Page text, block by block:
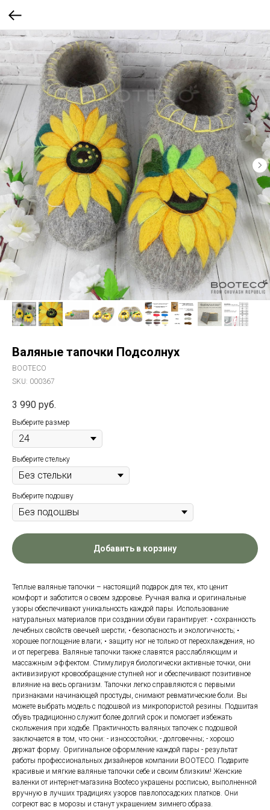
Валяные тапочки Подсолнух
BOOTECO
SKU: 000367
3 990 руб.
Выберите размер
Выберите стельку
Выберите подошву
Добавить в корзину
Теплые валяные тапочки – настоящий подарок для тех, кто ценит
комфорт и заботится о своем здоровье. Ручная валка и оригинальные
узоры обеспечивают уникальность каждой пары. Использование
натуральных материалов при создании обуви гарантирует: • сохранность
лечебных свойств овечьей шерсти; • безопасность и экологичность; •
хорошее поглощение влаги; • защиту ног не только от переохлаждения, но
и от перегрева. Валяные тапочки также славятся расслабляющим и
массажным эффектом. Стимулируя биологически активные точки, они
активизируют кровообращение ступней ног и обеспечивают позитивное
влияние на весь организм. Тапочки легко справляются с первыми
признаками начинающей простуды, снимают ревматические боли. Вы
можете выбрать модель с подошвой из микропористой резины. Подшитая
обувь традиционно служит более долгий срок и помогает избежать
скольжения при ходьбе. Практичность валяных тапочек с подошвой
заключается в том, что они: - износостойки; - долговечны; - хорошо
держат форму. Оригинальное оформление каждой пары - результат
работы профессиональных дизайнеров компании BOOTECO. Подарите
красивые и мягкие валяные тапочки себе и своим близким! Женские
валенки от интернет-магазина Booteco украшены росписью, выполненной
вручную в лучших традициях узоров павлопосадских платков. Они
согреют вас в морозы и станут украшением зимнего образа.